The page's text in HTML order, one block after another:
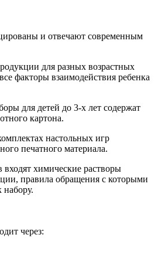
и отвечают современным
для разных возрастных
факторы взаимодействия ребенка
для детей до 3-х лет содержат
картона.
настольных игр
печатного материала.
химические растворы
правила обращения с которыми
набору.
через: